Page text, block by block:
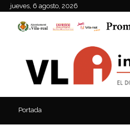
jueves, 6 agosto, 2026
Portada